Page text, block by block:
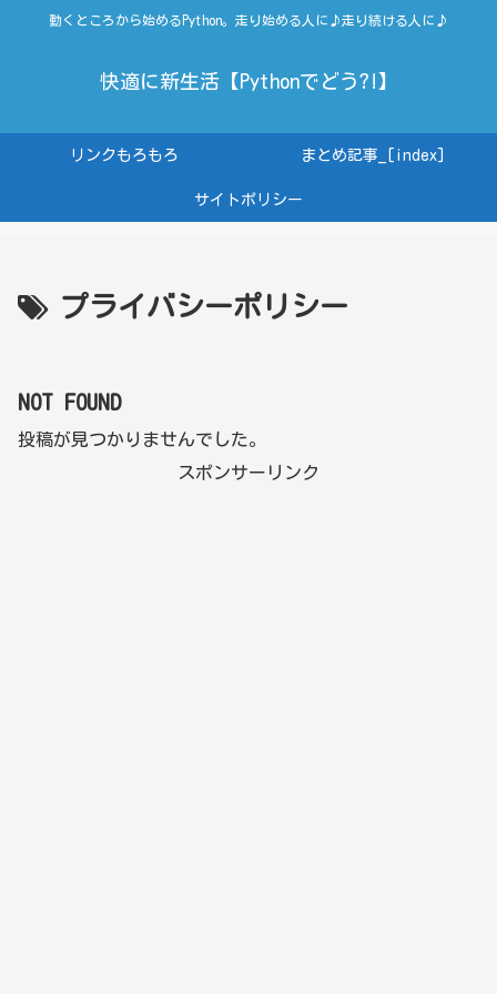
動くところから始めるPython。走り始める人に♪走り続ける人に♪
快適に新生活【Pythonでどう?!】
リンクもろもろ まとめ記事_[index]
サイトポリシー
プライバシーポリシー
NOT FOUND
投稿が見つかりませんでした。
スポンサーリンク